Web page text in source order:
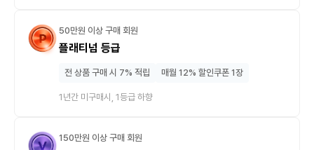
50만원 이상 구매 회원
플래티넘 등급
전 상품 구매 시 7% 적립 매월 12% 할인쿠폰 1장
1년간 미구매시, 1등급 하향
150만원 이상 구매 회원